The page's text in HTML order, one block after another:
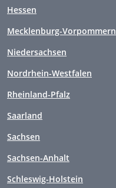
Hessen
Mecklenburg-Vorpommern
Niedersachsen
Nordrhein-Westfalen
Rheinland-Pfalz
Saarland
Sachsen
Sachsen-Anhalt
Schleswig-Holstein